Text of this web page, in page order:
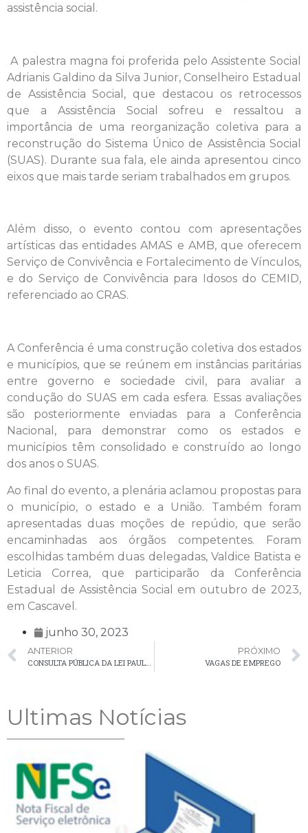
assistência social.
A palestra magna foi proferida pelo Assistente Social
Adrianis Galdino da Silva Junior, Conselheiro Estadual
de Assistência Social, que destacou os retrocessos
que a Assistência Social sofreu e ressaltou a
importância de uma reorganização coletiva para a
reconstrução do Sistema Único de Assistência Social
(SUAS). Durante sua fala, ele ainda apresentou cinco
eixos que mais tarde seriam trabalhados em grupos.
Além disso, o evento contou com apresentações
artísticas das entidades AMAS e AMB, que oferecem
Serviço de Convivência e Fortalecimento de Vínculos,
e do Serviço de Convivência para Idosos do CEMID,
referenciado ao CRAS.
A Conferência é uma construção coletiva dos estados
e municípios, que se reúnem em instâncias paritárias
entre governo e sociedade civil, para avaliar a
condução do SUAS em cada esfera. Essas avaliações
são posteriormente enviadas para a Conferência
Nacional, para demonstrar como os estados e
municípios têm consolidado e construído ao longo
dos anos o SUAS.
Ao final do evento, a plenária aclamou propostas para
o município, o estado e a União. Também foram
apresentadas duas moções de repúdio, que serão
encaminhadas aos órgãos competentes. Foram
escolhidas também duas delegadas, Valdice Batista e
Leticia Correa, que participarão da Conferência
Estadual de Assistência Social em outubro de 2023,
em Cascavel.
junho 30, 2023
ANTERIOR
CONSULTA PÚBLICA DA LEI PAULO GUSTAVO ENCERRA HOJE (30)
PRÓXIMO
VAGAS DE EMPREGO
Ultimas Notícias